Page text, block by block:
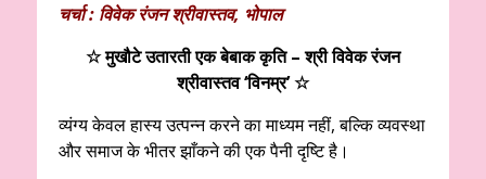
चर्चा : विवेक रंजन श्रीवास्तव, भोपाल
☆मुखौटे उतारती एक बेबाक कृति – श्री विवेक रंजन
श्रीवास्तव ‘विनम्र’ ☆
व्यंग्य केवल हास्य उत्पन्न करने का माध्यम नहीं, बल्कि व्यवस्था
और समाज के भीतर झाँकने की एक पैनी दृष्टि है।